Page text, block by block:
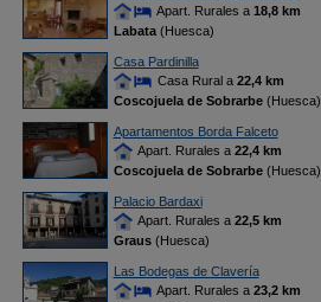
Apart. Rurales a 18,8 km
Labata(Huesca)
Casa Pardinilla
Casa Rural a 22,4 km
Coscojuela de Sobrarbe(Huesca)
Apartamentos Borda Falceto
Apart. Rurales a 22,4 km
Coscojuela de Sobrarbe(Huesca)
Palacio Bardaxi
Apart. Rurales a 22,5 km
Graus(Huesca)
Las Bodegas de Clavería
Apart. Rurales a 23,2 km